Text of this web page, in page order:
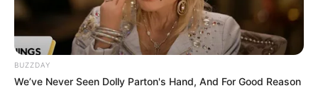
BUZZDAY
We’ve Never Seen Dolly Parton's Hand, And For Good Reason